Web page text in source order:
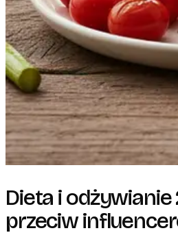
Dieta i odżywianie
przeciw